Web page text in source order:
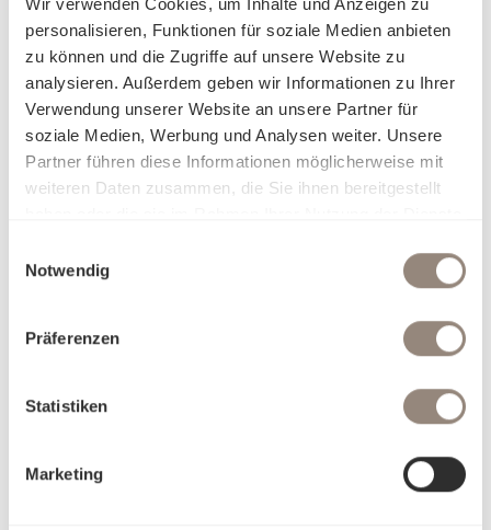
Wir verwenden Cookies, um Inhalte und Anzeigen zu
personalisieren, Funktionen für soziale Medien anbieten
zu können und die Zugriffe auf unsere Website zu
analysieren. Außerdem geben wir Informationen zu Ihrer
Verwendung unserer Website an unsere Partner für
soziale Medien, Werbung und Analysen weiter. Unsere
Partner führen diese Informationen möglicherweise mit
weiteren Daten zusammen, die Sie ihnen bereitgestellt
Notwendig
Präferenzen
Statistiken
Marketing
Schlafgefühl wie im Hotelzimmer garantiert. Die elegant
abhebende, changierende Musterung lässt diesen Stoff
schwerer und robuster wirken, ist aber dennoch wunderbar
leicht bei der Berührung und während des Schlafs. Dank
der mercerisierten Veredelung der Baumwolle erstrahlt Ihre
Bettwäsche in einem royalen Glanz und schenkt damit
Ihrem Rückzugsort seinen ganz eigenen Zauber.
Luxuriöse Optik dank spezieller Webtechnik
Sorgt für ein optimales Schlafklima